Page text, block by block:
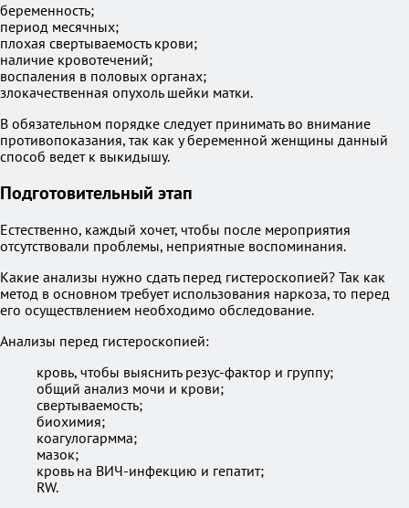
беременность;
период месячных;
плохая свертываемость крови;
наличие кровотечений;
воспаления в половых органах;
злокачественная опухоль шейки матки.
В обязательном порядке следует принимать во внимание
противопоказания, так как у беременной женщины данный
способ ведет к выкидышу.
Подготовительный этап
Естественно, каждый хочет, чтобы после мероприятия
отсутствовали проблемы, неприятные воспоминания.
Какие анализы нужно сдать перед гистероскопией? Так как
метод в основном требует использования наркоза, то перед
его осуществлением необходимо обследование.
Анализы перед гистероскопией:
кровь, чтобы выяснить резус-фактор и группу;
общий анализ мочи и крови;
свертываемость;
биохимия;
коагулогармма;
мазок;
кровь на ВИЧ-инфекцию и гепатит;
RW.